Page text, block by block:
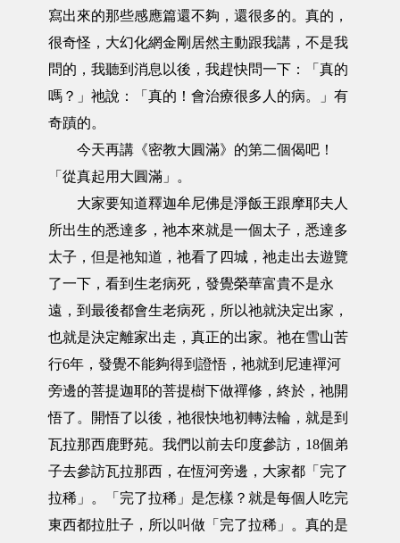
寫出來的那些感應篇還不夠，還很多的。真的，
很奇怪，大幻化網金剛居然主動跟我講，不是我
問的，我聽到消息以後，我趕快問一下：「真的
嗎？」祂說：「真的！會治療很多人的病。」有
奇蹟的。
今天再講《密教大圓滿》的第二個偈吧！
「從真起用大圓滿」。
大家要知道釋迦牟尼佛是淨飯王跟摩耶夫人
所出生的悉達多，祂本來就是一個太子，悉達多
太子，但是祂知道，祂看了四城，祂走出去遊覽
了一下，看到生老病死，發覺榮華富貴不是永
遠，到最後都會生老病死，所以祂就決定出家，
也就是決定離家出走，真正的出家。祂在雪山苦
行6年，發覺不能夠得到證悟，祂就到尼連禪河
旁邊的菩提迦耶的菩提樹下做禪修，終於，祂開
悟了。開悟了以後，祂很快地初轉法輪，就是到
瓦拉那西鹿野苑。我們以前去印度參訪，18個弟
子去參訪瓦拉那西，在恆河旁邊，大家都「完了
拉稀」。「完了拉稀」是怎樣？就是每個人吃完
東西都拉肚子，所以叫做「完了拉稀」。真的是